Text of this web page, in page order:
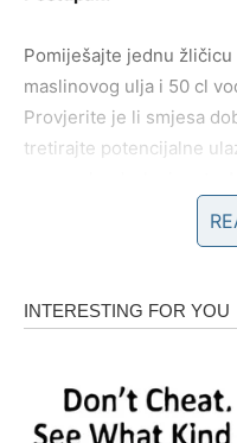
Pomiješajte jednu
maslinovog ulja i 50 cl
Provjerite je li smjesa
tretirajte potencijalne
mješavine sode
ulja paprene metvice na
Kako možete ukloniti
temperature rastu, sve
tako i na otvorenom.
osjećaj ugode je